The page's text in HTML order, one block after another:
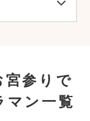
宮参りで
マン一覧